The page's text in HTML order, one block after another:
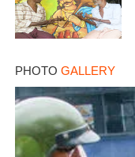
PHOTO GALLERY